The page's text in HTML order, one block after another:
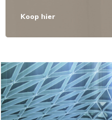
Koop hier